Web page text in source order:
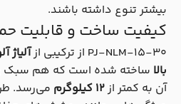
بیشتر تنوع داشته باشند.
کیفیت ساخت و قابلیت
PJ-NLM-15-30 از ترکیبی از آلیاژ
بالا ساخته شده است که هم سبک
آن به کمتر از12 کیلوگرم
می‌رسد.